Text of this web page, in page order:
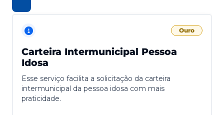
Ouro
Carteira Intermunicipal Pessoa
Idosa
Esse serviço facilita a solicitação da carteira
intermunicipal da pessoa idosa com mais
praticidade.